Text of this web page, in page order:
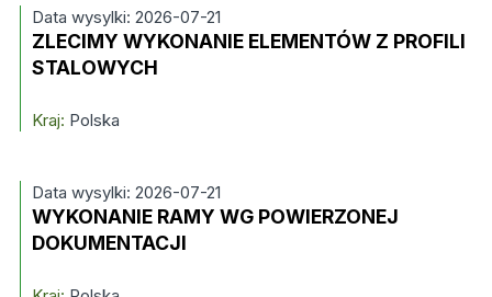
Data wysylki: 2026-07-21
ZLECIMY WYKONANIE ELEMENTÓW Z PROFILI
STALOWYCH
Kraj: Polska
Data wysylki: 2026-07-21
WYKONANIE RAMY WG POWIERZONEJ
DOKUMENTACJI